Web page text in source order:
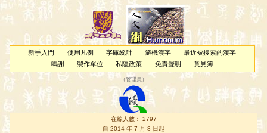
新手入門 使用凡例 字庫統計 隨機漢字
最近被搜索的漢字
鳴謝
製作單位 私隱政策 免責聲明 意見簿
（管理員 ）
在線人數： 2797
自 2014 年 7 月 8 日起